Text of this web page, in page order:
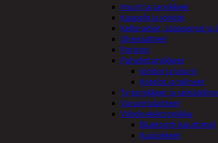
Imurit ja tarvikkeet
Kaapelit ja johdot
Kelloradiot, sääasemat
Oheislaitteet
Paristot
Puhelintarvikkeet
Johdot ja laturit
Kotelot ja telineet
Tv-tarvikkeet ja
Varavirtalaitteet
Viihde-elektroniikka
Bluetooth kaiuttimet
Kuulokkeet